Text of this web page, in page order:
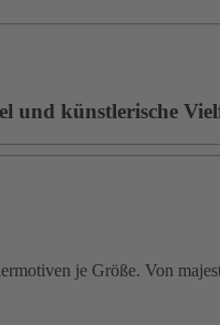
und künstlerische
je Größe. Von